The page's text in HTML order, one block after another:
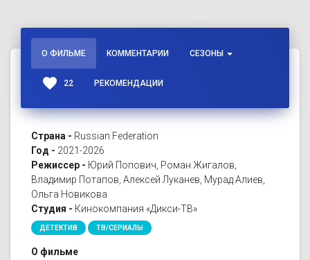
О ФИЛЬМЕ КОММЕНТАРИИ СЕЗОНЫ
favorite 22 РЕКОМЕНДАЦИИ
Страна - Russian Federation
Год - 2021-2026
Режиссер - Юрий Попович, Роман Жигалов,
Владимир Потапов, Алексей Луканев, Мурад Алиев,
Ольга Новикова
Студия - Кинокомпания «Дикси-ТВ»
ДЕТЕКТИВ ТВ/СЕРИАЛЫ
О фильме